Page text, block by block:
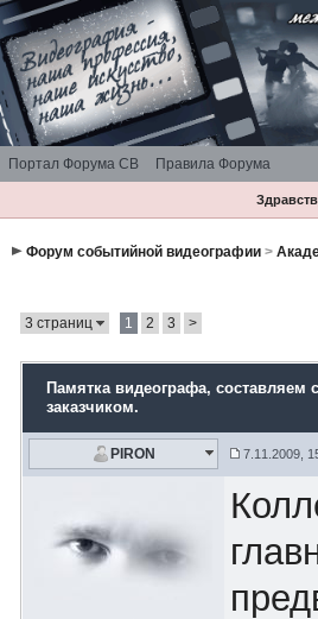
Портал Форума СВ Правила Форума
Форум событийной видеографии>
3 страниц 1 2 3 >
Памятка видеографа, составляем
заказчиком.
PIRON 7.11.2009,